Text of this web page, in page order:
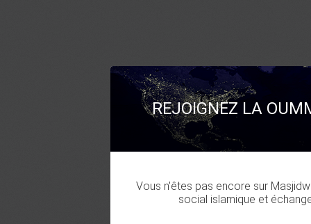
REJOIGNEZ LA
Vous n'êtes pas encore sur
social islamique et